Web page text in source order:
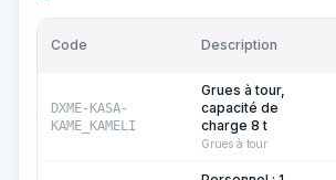
Code Description
DXME-KASA-
KAME_KAMELI
Grues à tour,
capacité de
charge 8 t
Grues à tour